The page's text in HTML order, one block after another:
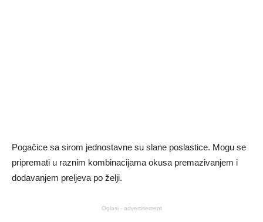
Pogačice sa sirom jednostavne su slane poslastice. Mogu se
pripremati u raznim kombinacijama okusa premazivanjem i
dodavanjem preljeva po želji.
Oglasi - advertisement